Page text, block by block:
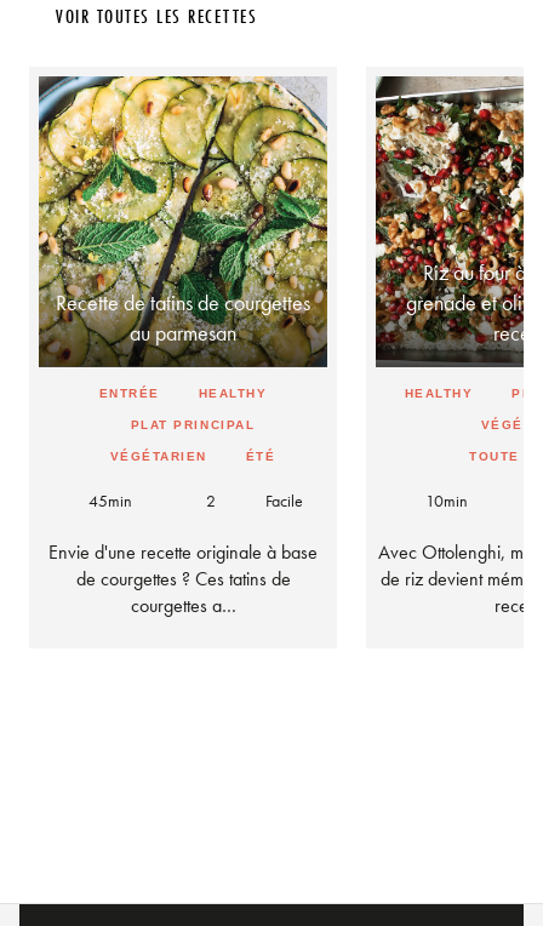
VOIR TOUTES LES RECETTES
Recette de tatins de courgettes
au parmesan
ENTRÉE HEALTHY
PLAT PRINCIPAL
VÉGÉTARIEN ÉTÉ
45min 2 Facile
Envie d'une recette originale à base
de courgettes ? Ces tatins de
courgettes a…
Riz au four à
grenade et
HEALTHY
TOUTE
10min
Avec Ottolenghi,
de riz devient